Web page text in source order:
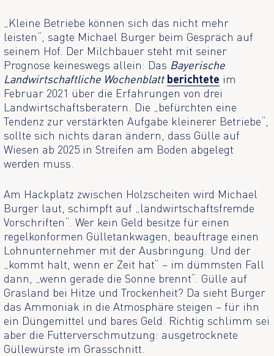
„Kleine Betriebe können sich das nicht mehr
leisten“, sagte Michael Burger beim Gespräch auf
seinem Hof. Der Milchbauer steht mit seiner
Prognose keineswegs allein: Das Bayerische
Landwirtschaftliche Wochenblatt berichtete im
Februar 2021 über die Erfahrungen von drei
Landwirtschaftsberatern. Die „befürchten eine
Tendenz zur verstärkten Aufgabe kleinerer Betriebe“,
sollte sich nichts daran ändern, dass Gülle auf
Wiesen ab 2025 in Streifen am Boden abgelegt
werden muss.
Am Hackplatz zwischen Holzscheiten wird Michael
Burger laut, schimpft auf „landwirtschaftsfremde
Vorschriften“. Wer kein Geld besitze für einen
regelkonformen Gülletankwagen, beauftrage einen
Lohnunternehmer mit der Ausbringung. Und der
„kommt halt, wenn er Zeit hat“ – im dümmsten Fall
dann, „wenn gerade die Sonne brennt“. Gülle auf
Grasland bei Hitze und Trockenheit? Da sieht Burger
das Ammoniak in die Atmosphäre steigen – für ihn
ein Düngemittel und bares Geld. Richtig schlimm sei
aber die Futterverschmutzung: ausgetrocknete
Güllewürste im Grasschnitt.